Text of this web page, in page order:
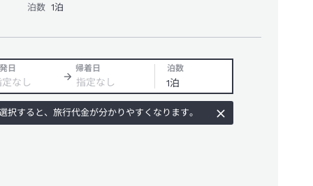
泊数 1泊
日 帰着日 泊数
択すると、旅行代金が分かりやすくなります。